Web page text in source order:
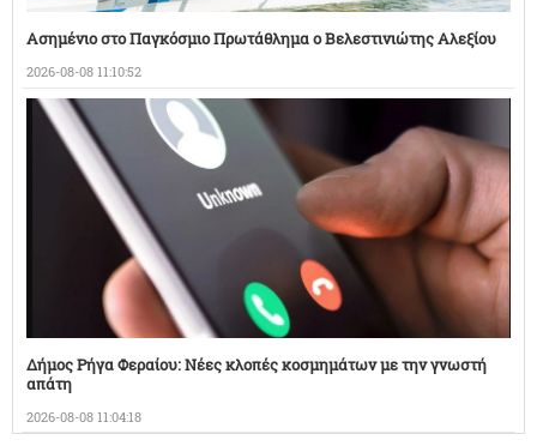
Ασημένιο στο Παγκόσμιο Πρωτάθλημα ο Βελεστινιώτης Αλεξίου
2026-08-08 11:10:52
Δήμος Ρήγα Φεραίου: Νέες κλοπές κοσμημάτων με την γνωστή
απάτη
2026-08-08 11:04:18